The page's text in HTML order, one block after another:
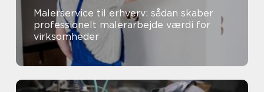
Malerservice til erhverv: sådan skaber
professionelt malerarbejde værdi for
virksomheder